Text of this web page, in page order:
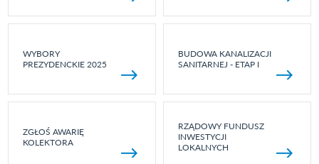
WYBORY
PREZYDENCKIE 2025
BUDOWA KANALIZACJI
SANITARNEJ - ETAP I
ZGŁOŚ AWARIĘ
KOLEKTORA
RZĄDOWY FUNDUSZ
INWESTYCJI
LOKALNYCH